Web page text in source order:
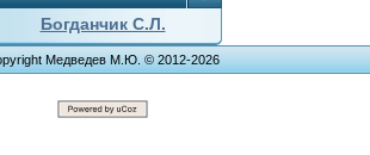
Богданчик С.Л.
Медведев М.Ю. © 2012-2026